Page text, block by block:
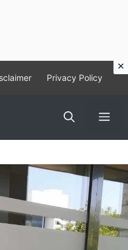
Privacy Policy